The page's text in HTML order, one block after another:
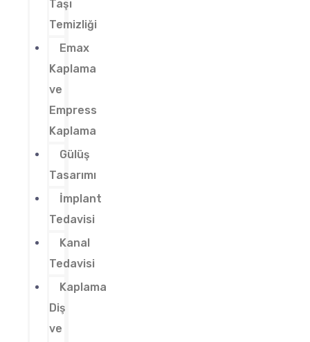
Taşı
Temizliği
Emax
Kaplama
ve
Empress
Kaplama
Gülüş
Tasarımı
İmplant
Tedavisi
Kanal
Tedavisi
Kaplama
Diş
ve